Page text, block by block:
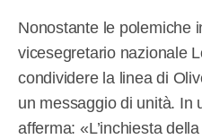
Nonostante le polemiche
vicesegretario nazionale
condividere la linea di
un messaggio di unità. In
afferma: «L’inchiesta